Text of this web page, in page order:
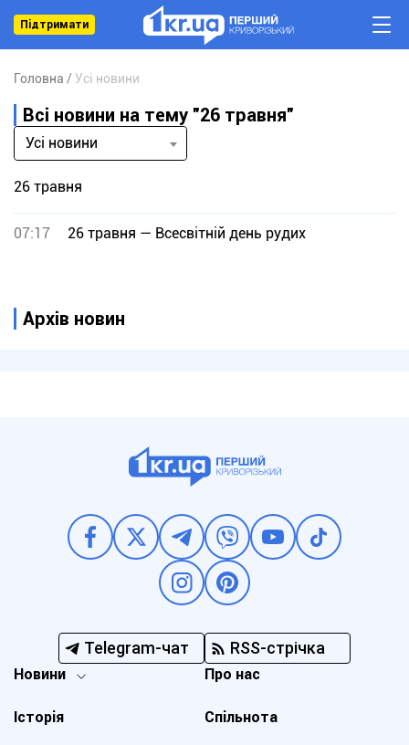
Підтримати
Головна Усі новини
Всі новини на тему "26 травня"
Усі новини
26 травня
07:17 26 травня — Всесвітній день рудих
Архів новин
Telegram-чат RSS-стрічка
Новини
Історія
Про нас
Спільнота